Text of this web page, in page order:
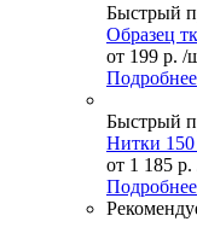
Быстрый
Образец
от 199 р. /
Подробнее
Быстрый
Нитки
от 1 185 р.
Подробнее